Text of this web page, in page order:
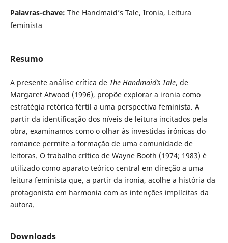
Palavras-chave: The Handmaid’s Tale, Ironia, Leitura
feminista
Resumo
A presente análise crítica de The Handmaid’s Tale, de
Margaret Atwood (1996), propõe explorar a ironia como
estratégia retórica fértil a uma perspectiva feminista. A
partir da identificação dos níveis de leitura incitados pela
obra, examinamos como o olhar às investidas irônicas do
romance permite a formação de uma comunidade de
leitoras. O trabalho crítico de Wayne Booth (1974; 1983) é
utilizado como aparato teórico central em direção a uma
leitura feminista que, a partir da ironia, acolhe a história da
protagonista em harmonia com as intenções implícitas da
autora.
Downloads